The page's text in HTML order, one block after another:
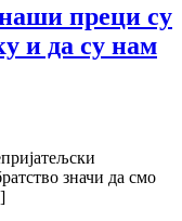
преци су
и да су нам
значи да смо